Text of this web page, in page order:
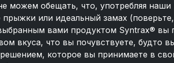
можем обещать, что, употребляя
прыжки или идеальный замах
вами продуктом Syntrax® вы
вкуса, что вы почувствуете,
которое вы принимаете в